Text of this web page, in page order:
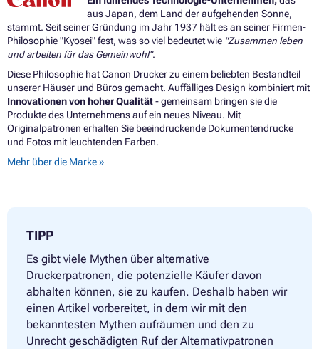
aus Japan, dem Land der aufgehenden Sonne,
stammt. Seit seiner Gründung im Jahr 1937 hält es an seiner Firmen-
Philosophie "Kyosei" fest, was so viel bedeutet wie "Zusammen leben
und arbeiten für das Gemeinwohl".
Diese Philosophie hat Canon Drucker zu einem beliebten Bestandteil
unserer Häuser und Büros gemacht. Auffälliges Design kombiniert mit
Innovationen von hoher Qualität- gemeinsam bringen sie die
Produkte des Unternehmens auf ein neues Niveau. Mit
Originalpatronen erhalten Sie beeindruckende Dokumentendrucke
und Fotos mit leuchtenden Farben.
Mehr über die Marke »
TIPP
Es gibt viele Mythen über alternative
Druckerpatronen, die potenzielle Käufer davon
abhalten können, sie zu kaufen. Deshalb haben wir
einen Artikel vorbereitet, in dem wir mit den
bekanntesten Mythen aufräumen und den zu
Unrecht geschädigten Ruf der Alternativpatronen